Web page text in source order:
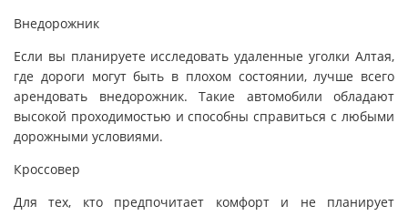
Внедорожник
Если вы планируете исследовать удаленные уголки Алтая,
где дороги могут быть в плохом состоянии, лучше всего
арендовать внедорожник. Такие автомобили обладают
высокой проходимостью и способны справиться с любыми
дорожными условиями.
Кроссовер
Для тех, кто предпочитает комфорт и не планирует